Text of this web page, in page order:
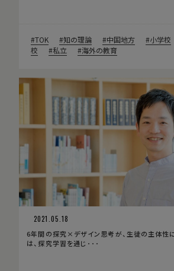
TOK 知の理論 中国地方 小学校
校
私立 海外の教育
2021.05.18
6年間の探究×デザイン思考が、生徒の主体性
は、探究学習を通じ･･･